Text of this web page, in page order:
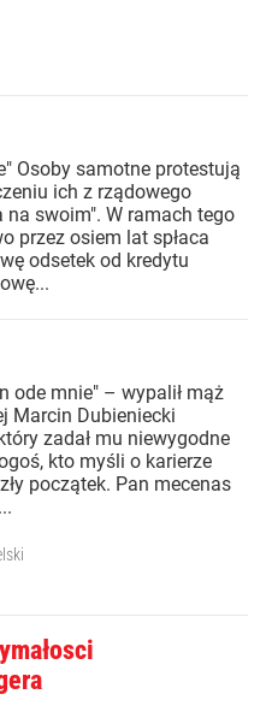
Osoby samotne protestują
ich z rządowego
na swoim". W ramach tego
przez osiem lat spłaca
odsetek od kredytu
ode mnie" – wypalił mąż
Marcin Dubieniecki
zadał mu niewygodne
kto myśli o karierze
początek. Pan mecenas